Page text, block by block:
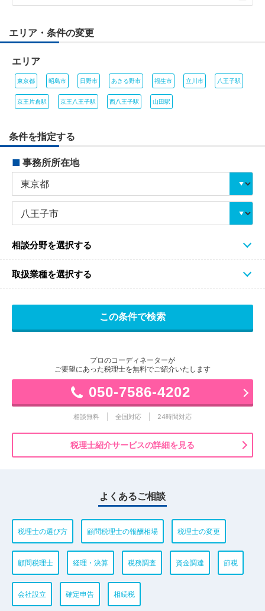
エリア・条件の変更
エリア
東京都 昭島市 日野市 あきる野市 福生市 立川市 八王子駅
京王片倉駅 京王八王子駅 西八王子駅 山田駅
条件を指定する
■ 事務所所在地
相談分野を選択する
取扱業種を選択する
プロのコーディネーターが
ご要望にあった税理士を無料でご紹介いたします
050-7586-4202
相談無料 全国対応 24時間対応
税理士紹介サービスの詳細を見る
よくあるご相談
税理士の選び方 顧問税理士の報酬相場 税理士の変更
顧問税理士 経理・決算 税務調査 資金調達 節税
会社設立 確定申告 相続税